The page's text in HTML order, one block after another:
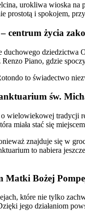
urokliwa wioska
prostotą i spokojem,
centrum życia
duchowego dziedzictwa
Piano, gdzie
to świadectwo
św.
wielowiekowej tradycji
miała stać się
znajduje się w
to nabiera
Matki Bożej
które nie tylko
jego działaniom